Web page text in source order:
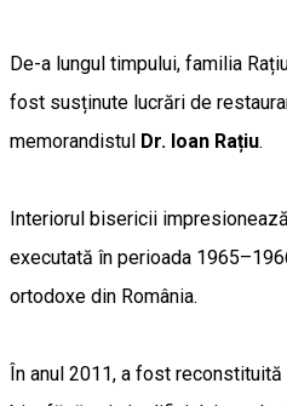
De-a lungul timpului, familia
fost susținute lucrări de
memorandistul Dr. Ioan Rațiu.
Interiorul bisericii
executată în perioada
ortodoxe din România.
În anul 2011, a fost